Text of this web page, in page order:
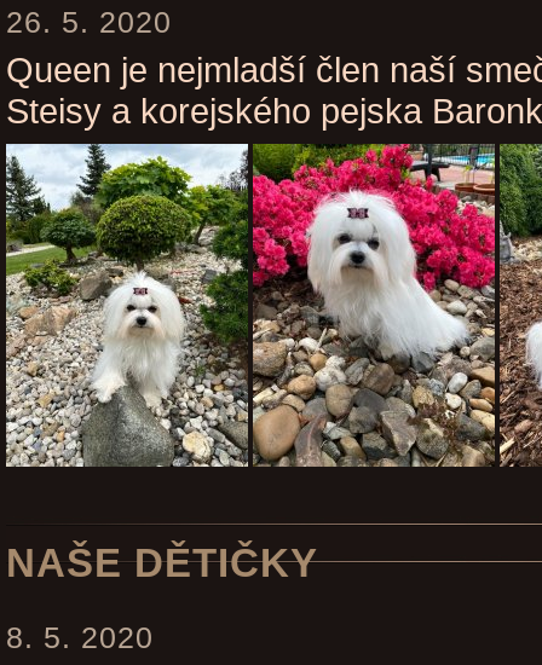
26. 5. 2020
Queen je nejmladší člen naší
Steisy a korejského pejska
NAŠE DĚTIČKY
8. 5. 2020